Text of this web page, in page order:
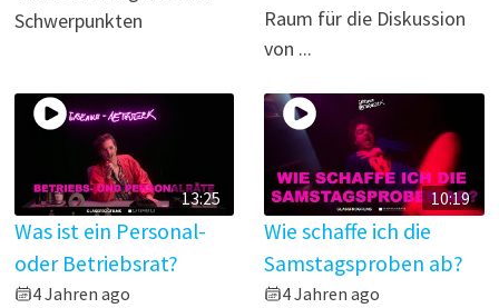
Schwerpunkten
Raum für die Diskussion
von ...
13:25
Was ist ein Personal-
oder Betriebsrat?
4 Jahren ago
10:19
Wie schaffe ich die
Samstagsproben ab?
4 Jahren ago